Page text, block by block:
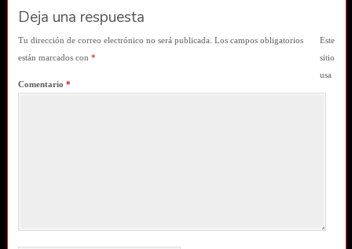
Deja una respuesta
Tu dirección de correo electrónico no será publicada. Los campos obligatorios
están marcados con *
Comentario *
Este
sitio
usa